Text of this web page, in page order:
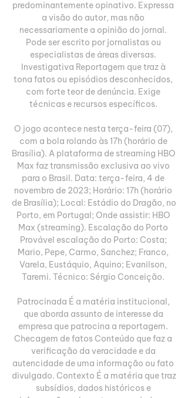
predominantemente opinativo. Expressa
a visão do autor, mas não
necessariamente a opinião do jornal.
Pode ser escrito por jornalistas ou
especialistas de áreas diversas.
Investigativa Reportagem que traz à
tona fatos ou episódios desconhecidos,
com forte teor de denúncia. Exige
técnicas e recursos específicos.
O jogo acontece nesta terça-feira (07),
com a bola rolando às 17h (horário de
Brasília). A plataforma de streaming HBO
Max faz transmissão exclusiva ao vivo
para o Brasil. Data: terça-feira, 4 de
novembro de 2023; Horário: 17h (horário
de Brasília); Local: Estádio do Dragão, no
Porto, em Portugal; Onde assistir: HBO
Max (streaming). Escalação do Porto
Provável escalação do Porto: Costa;
Mario, Pepe, Carmo, Sanchez; Franco,
Varela, Eustáquio, Aquino; Evanilson,
Taremi. Técnico: Sérgio Conceição.
Patrocinada É a matéria institucional,
que aborda assunto de interesse da
empresa que patrocina a reportagem.
Checagem de fatos Conteúdo que faz a
verificação da veracidade e da
autencidade de uma informação ou fato
divulgado. Contexto É a matéria que traz
subsídios, dados históricos e